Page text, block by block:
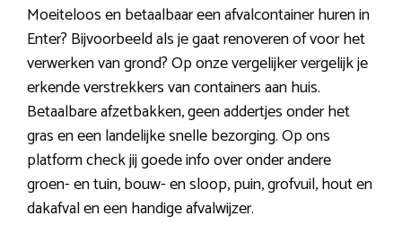
Moeiteloos en betaalbaar een afvalcontainer huren in
Enter? Bijvoorbeeld als je gaat renoveren of voor het
verwerken van grond? Op onze vergelijker vergelijk je
erkende verstrekkers van containers aan huis.
Betaalbare afzetbakken, geen addertjes onder het
gras en een landelijke snelle bezorging. Op ons
platform check jij goede info over onder andere
groen- en tuin, bouw- en sloop, puin, grofvuil, hout en
dakafval en een handige afvalwijzer.